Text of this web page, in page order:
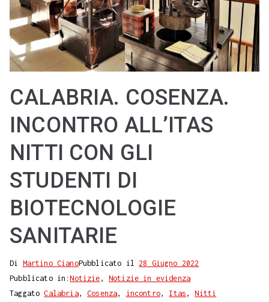
CALABRIA. COSENZA.
INCONTRO ALL’ITAS
NITTI CON GLI
STUDENTI DI
BIOTECNOLOGIE
SANITARIE
Di Martino CianoPubblicato il28 Giugno 2022
Pubblicato in:Notizie , Notizie in evidenza
TaggatoCalabria,Cosenza, incontro, Itas ,Nitti